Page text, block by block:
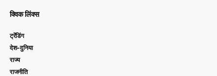
क्विक लिंक्स
ट्रेंडिंग
देश-दुनिया
राज्य
राजनीति